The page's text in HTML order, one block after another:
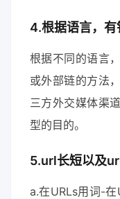
4.根据语言，
根据不同的语言
或外部链的方法
三方外交媒体渠
型的目的。
5.url长短以及
a.在URLs用词-